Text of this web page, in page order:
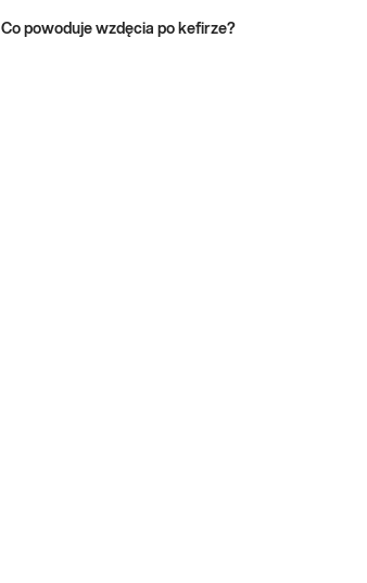
Co powoduje wzdęcia po kefirze?